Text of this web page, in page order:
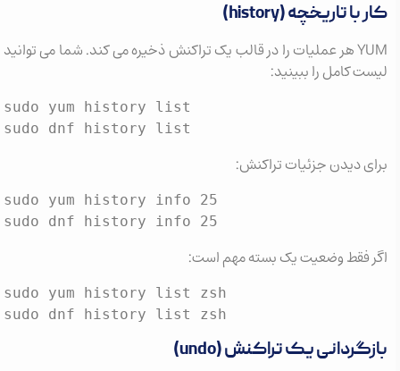
کار با تاریخچه (history)
YUM هر عملیات را در قالب یک تراکنش ذخیره می کند. شما می توانید
لیست کامل را ببینید:
sudo yum history list
sudo dnf history list
برای دیدن جزئیات تراکنش:
sudo yum history info 25
sudo dnf history info 25
اگر فقط وضعیت یک بسته مهم است:
sudo yum history list zsh
sudo dnf history list zsh
بازگردانی یک تراکنش (undo)